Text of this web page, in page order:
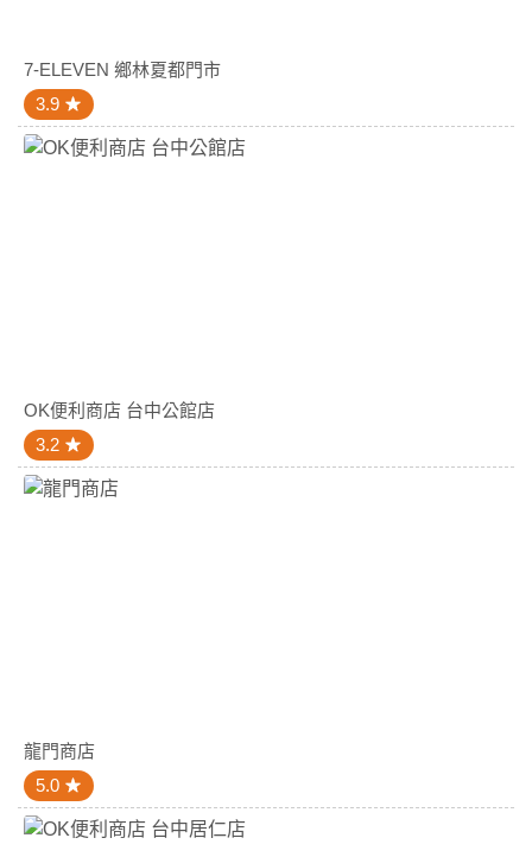
7-ELEVEN 鄉林夏都門市
3.9
OK便利商店 台中公館店
3.2
龍門商店
5.0